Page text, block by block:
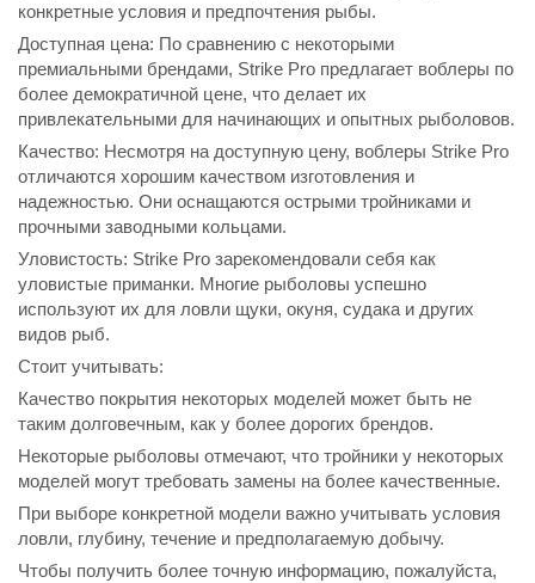
конкретные условия и предпочтения рыбы.
Доступная цена: По сравнению с некоторыми
премиальными брендами, Strike Pro предлагает воблеры по
более демократичной цене, что делает их
привлекательными для начинающих и опытных рыболовов.
Качество: Несмотря на доступную цену, воблеры Strike Pro
отличаются хорошим качеством изготовления и
надежностью. Они оснащаются острыми тройниками и
прочными заводными кольцами.
Уловистость: Strike Pro зарекомендовали себя как
уловистые приманки. Многие рыболовы успешно
используют их для ловли щуки, окуня, судака и других
видов рыб.
Стоит учитывать:
Качество покрытия некоторых моделей может быть не
таким долговечным, как у более дорогих брендов.
Некоторые рыболовы отмечают, что тройники у некоторых
моделей могут требовать замены на более качественные.
При выборе конкретной модели важно учитывать условия
ловли, глубину, течение и предполагаемую добычу.
Чтобы получить более точную информацию, пожалуйста,